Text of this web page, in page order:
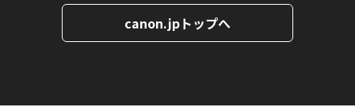
canon.jpトップへ